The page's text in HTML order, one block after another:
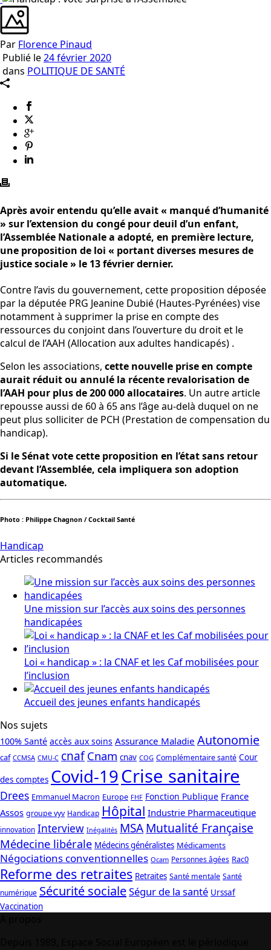
Par Florence Pinaud
Publié le24 février 2020
dans POLITIQUE DE SANTÉ
Après avoir entendu qu’elle avait « manqué d’humanité
» sur l’extension du congé pour deuil d’un enfant,
l’Assemblée Nationale a adopté, en première lecture,
une proposition de loi « portant diverses mesures de
justice sociale » le 13 février dernier.
Contre l’avis du gouvernement, cette proposition déposée
par la députée PRG Jeanine Dubié (Hautes-Pyrénées) vise
notamment à supprimer la prise en compte des
ressources du conjoint dans l’ouverture du droit et le
calcul de l’AAH (Allocation aux adultes handicapés) .
Selon les associations, cette nouvelle prise en compte
aurait réduit ou annulé la récente revalorisation de
l’AAH pour plus de 200 000 allocataires. Un autre article
repousse aussi de 60 à 65 ans l’âge au-delà duquel on ne
peut plus solliciter de PCH (Prestation de compensation du
handicap).
Si le Sénat vote cette proposition en l’état sans retour
devant l’Assemblée, cela impliquera son adoption
automatique.
Photo : Philippe Chagnon / Cocktail Santé
Handicap
Articles recommandés
Une mission sur l’accès aux soins des personnes
handicapées
Loi « handicap » : la CNAF et les Caf mobilisées pour
l’inclusion
Accueil des jeunes enfants handicapés
Nos sujets
100% Santé accès aux soins Assurance Maladie Autonomie
caf CCMSA CMU-C cnaf Cnam cnav COG Complémentaire santé Cour
des comptes Covid-19Crise sanitaire
Drees Emmanuel Macron Europe FHF Fonction Publique France
Assos groupe vyv Handicap Hôpital Industrie Pharmaceutique
innovation Interview Inégalités MSAMutualité Française
Médecine libérale Médecins généralistes Médicaments
Négociations conventionnelles Ocam Personnes âgées Rac0
Reforme des retraites Retraites Santé mentale Santé
numérique Sécurité socialeSégur de la santé Urssaf
Vaccination